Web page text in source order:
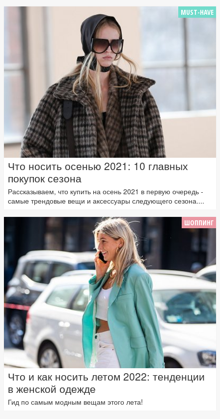
MUST-HAVE
Что носить осенью 2021: 10 главных
покупок сезона
Рассказываем, что купить на осень 2021 в первую очередь -
самые трендовые вещи и аксессуары следующего сезона....
ШОППИНГ
Что и как носить летом 2022: тенденции
в женской одежде
Гид по самым модным вещам этого лета!